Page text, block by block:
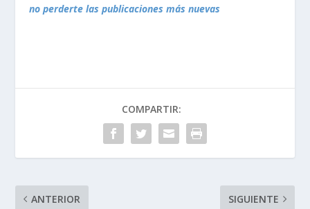
no perderte las publicaciones más nuevas
COMPARTIR:
ANTERIOR SIGUIENTE